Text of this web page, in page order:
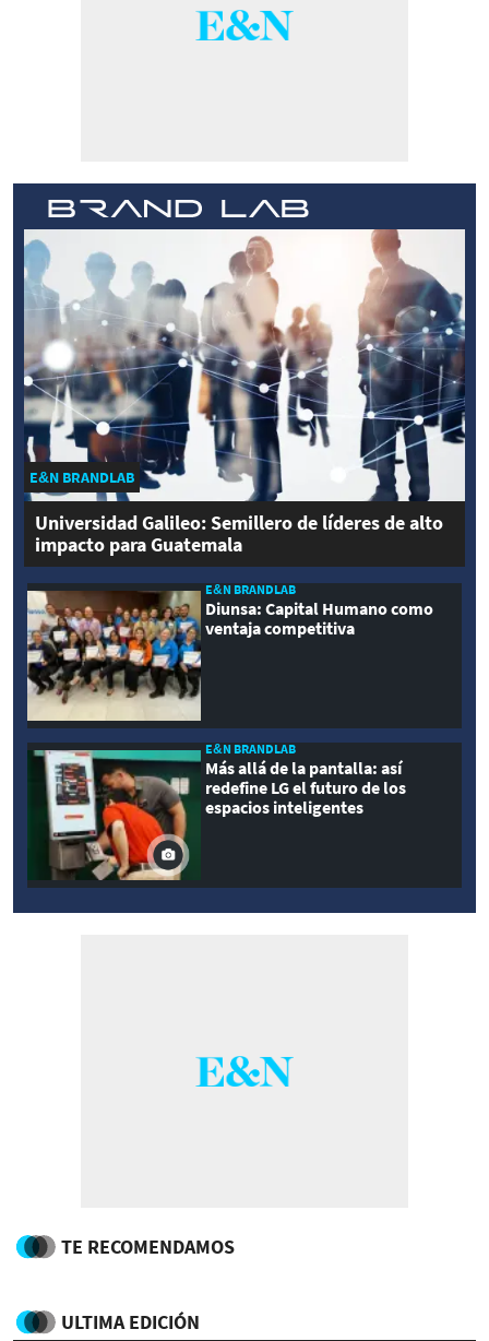
E&N BRANDLAB
Universidad Galileo: Semillero de líderes de alto
impacto para Guatemala
E&N BRANDLAB
Diunsa: Capital Humano como
ventaja competitiva
E&N BRANDLAB
Más allá de la pantalla: así
redefine LG el futuro de los
espacios inteligentes
TE RECOMENDAMOS
ULTIMA EDICIÓN